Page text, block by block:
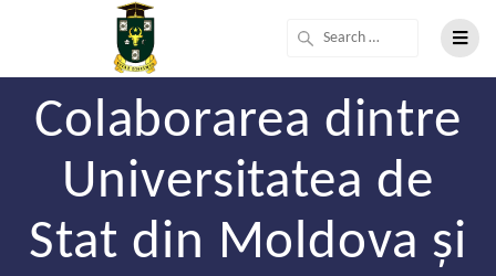
Colaborarea dintre
Universitatea de
Stat din Moldova și